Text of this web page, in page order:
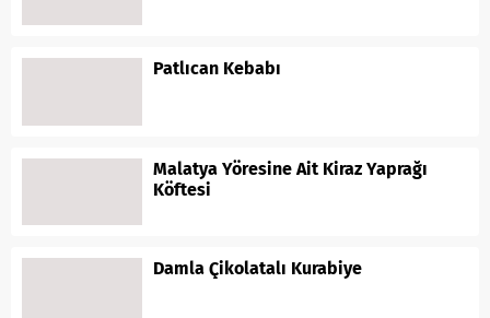
Patlıcan Kebabı
Malatya Yöresine Ait Kiraz Yaprağı
Köftesi
Damla Çikolatalı Kurabiye